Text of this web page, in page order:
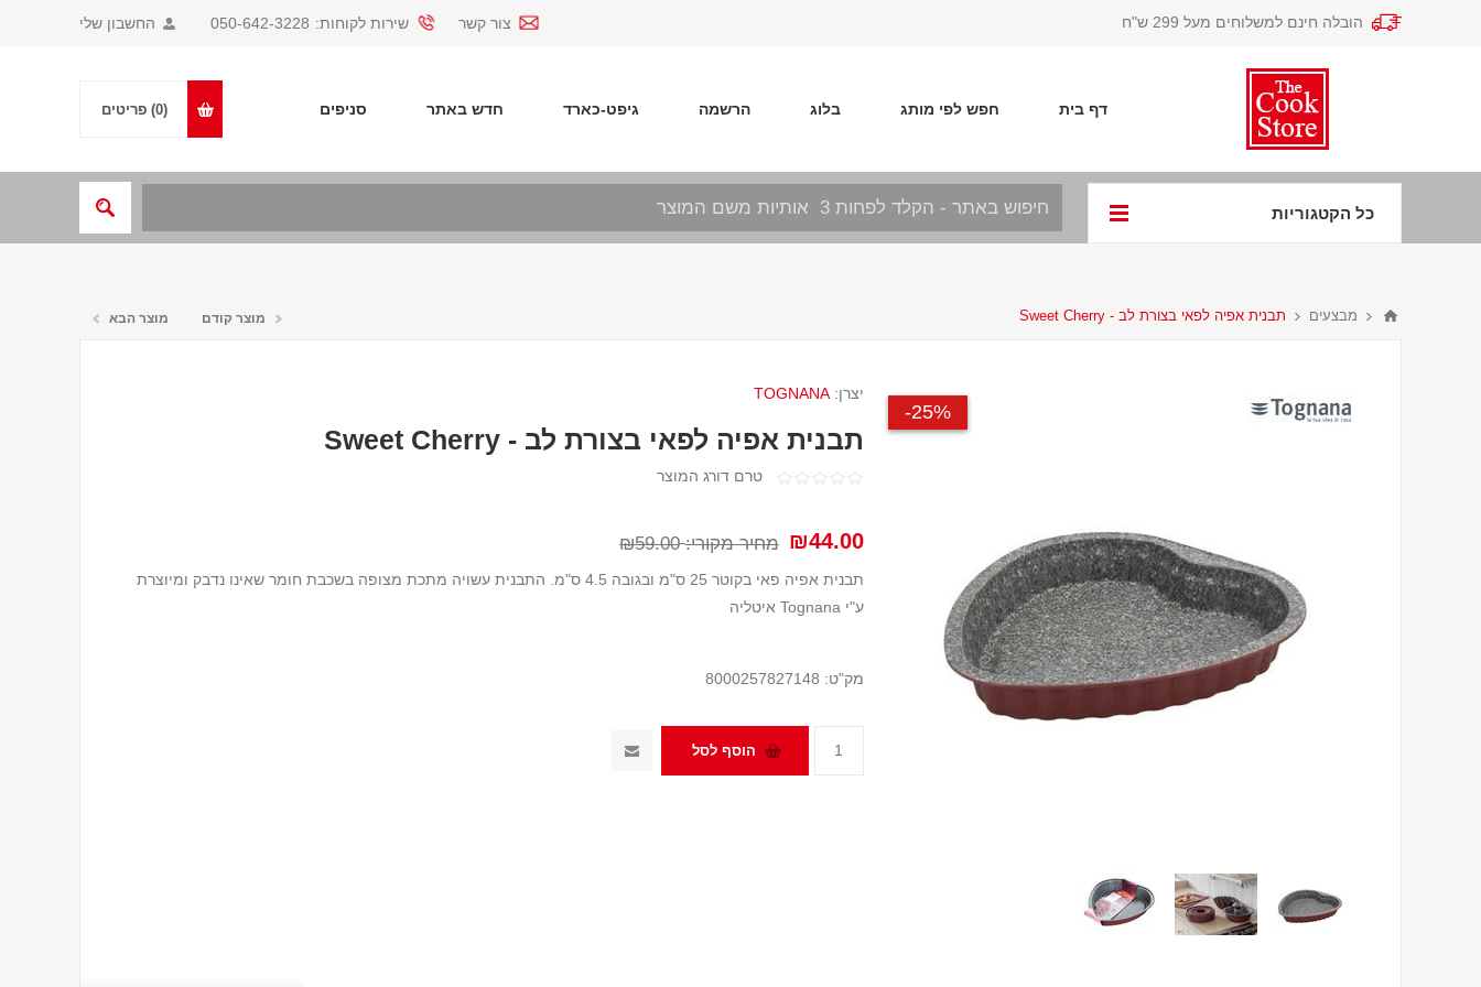
החשבון שלי צור קשר שירות לקוחות: 050-642-3228 הובלה חינם למשלוחים מעל 299 ש"ח
דף בית חפש לפי מותג בלוג הרשמה גיפט-כארד חדש באתר סניפים (0) פריטים
כל הקטגוריות
מבצעים תבנית אפיה לפאי בצורת לב - Sweet Cherry מוצר קודם מוצר הבא
25%-
יצרן: TOGNANA
תבנית אפיה לפאי בצורת לב - Sweet Cherry
טרם דורג המוצר
₪44.00 מחיר מקורי: ₪59.00
תבנית אפיה פאי בקוטר 25 ס"מ ובגובה 4.5 ס"מ. התבנית עשויה מתכת מצופה בשכבת חומר שאינו נדבק ומיוצרת
ע"י Tognana איטליה
מק"ט: 8000257827148